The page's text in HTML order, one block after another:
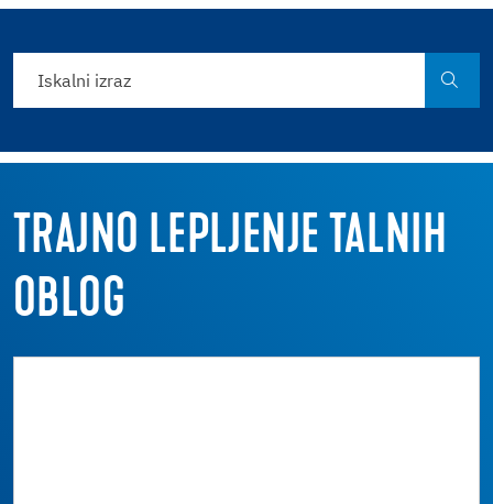
TRAJNO LEPLJENJE TALNIH
OBLOG